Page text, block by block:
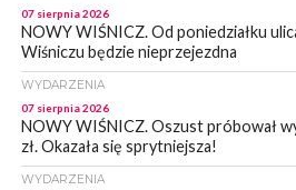
07 sierpnia 2026
NOWY WIŚNICZ. Od poniedziałku
Wiśniczu będzie nieprzejezdna
WYDARZENIA
07 sierpnia 2026
NOWY WIŚNICZ. Oszust próbował
zł. Okazała się sprytniejsza!
WYDARZENIA